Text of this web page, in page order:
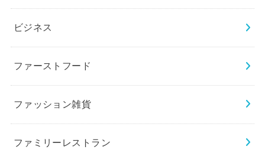
ビジネス
ファーストフード
ファッション雑貨
ファミリーレストラン